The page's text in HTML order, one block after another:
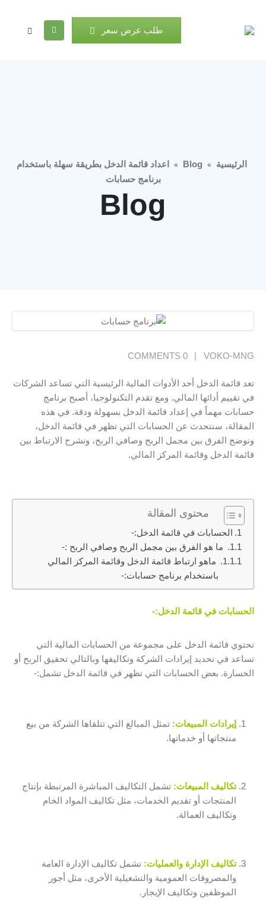
طلب عرض سعر
الرئيسية »
Blog
»
اعداد قائمة الدخل بطريقة سهلة باستخدام
برنامج حسابات
Blog
VOKO-MNG
0 COMMENTS
تعد قائمة الدخل أحد الأدوات المالية الرئيسية التي تساعد الشركات
في تقييم أدائها المالي. ومع تقدم التكنولوجيا، أصبح برنامج
حسابات مهماً في إعداد قائمة الدخل بسهولة ودقة. في هذه
المقالة، سنتحدث عن الحسابات التي تظهر في قائمة الدخل،
ونوضح الفرق بين مجمل الربح وصافي الربح، ونشرح الارتباط بين
قائمة الدخل وقائمة المركز المالي.
محتوى المقالة
الحسابات في قائمة الدخل:-
ما هو الفرق بين مجمل الربح وصافي الربح :-
ماهو ارتباط قائمة الدخل وقائمة المركز المالي
باستخدام برنامج حسابات:-
الحسابات في قائمة الدخل:-
تحتوي قائمة الدخل على مجموعة من الحسابات المالية التي
تساعد في تحديد إيرادات الشركة وتكاليفها وبالتالي تحقيق الربح أو
الخسارة. بعض الحسابات التي تظهر في قائمة الدخل تشمل:-
إيرادات المبيعات: تمثل المبالغ التي تتلقاها الشركة من بيع
منتجاتها أو خدماتها.
تكاليف المبيعات: تشمل التكاليف المباشرة المرتبطة بإنتاج
المنتجات أو تقديم الخدمات، مثل تكاليف المواد الخام
وتكاليف العمالة.
تكاليف الإدارة والعمليات: تشمل تكاليف الإدارة العامة
والمصروفات العمومية والتشغيلية الأخرى، مثل أجور
الموظفين وتكاليف الإيجار.